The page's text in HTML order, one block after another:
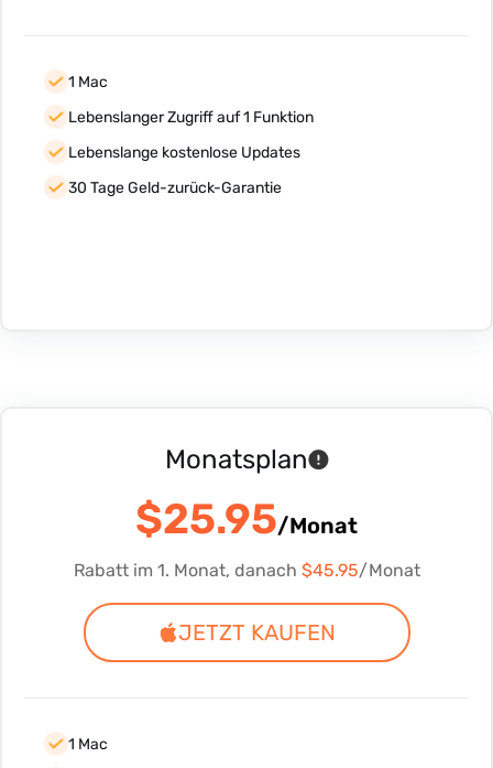
1 Mac
Lebenslanger Zugriff auf 1 Funktion
Lebenslange kostenlose Updates
30 Tage Geld-zurück-Garantie
Monatsplan
$25.95/Monat
Rabatt im 1. Monat, danach $45.95/Monat
JETZT KAUFEN
1 Mac